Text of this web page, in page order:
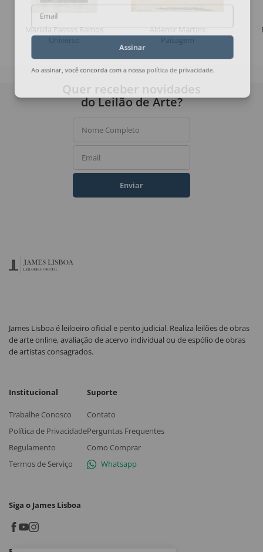
Marilda Passos Ramos
Universo
Aldemir Martins
Paisagem
Email
Assinar
Ao assinar, você concorda com a nossapolítica de privacidade
Quer receber novidades
do Leilão de Arte?
Nome Completo
Email
Enviar
James Lisboa é leiloeiro oficial e perito judicial. Realiza leilões de obras
de arte online, avaliação de acervo individual ou de espólio de obras
de artistas consagrados.
Institucional
Trabalhe Conosco
Política de Privacidade
Regulamento
Termos de Serviço
Suporte
Contato
Perguntas Frequentes
Como Comprar
Whatsapp
Siga o James Lisboa